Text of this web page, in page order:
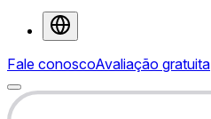
Fale conoscoAvaliação gratuita